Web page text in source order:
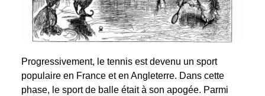
Progressivement, le tennis est devenu un sport
populaire en France et en Angleterre. Dans cette
phase, le sport de balle était à son apogée. Parmi